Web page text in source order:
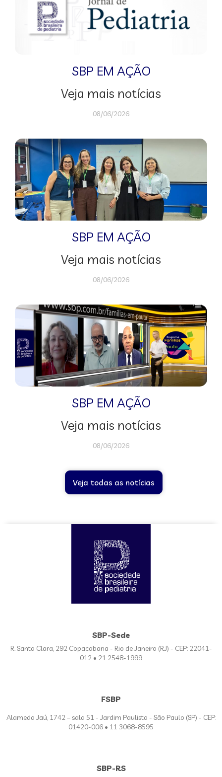
SBP EM AÇÃO
Veja mais notícias
08/06/2026
SBP EM AÇÃO
Veja mais notícias
08/06/2026
SBP EM AÇÃO
Veja mais notícias
08/06/2026
Veja todas as notícias
SBP-Sede
R. Santa Clara, 292 Copacabana - Rio de Janeiro (RJ) - CEP: 22041-
012 • 21 2548-1999
FSBP
Alameda Jaú, 1742 – sala 51 - Jardim Paulista - São Paulo (SP) - CEP:
01420-006 • 11 3068-8595
SBP-RS